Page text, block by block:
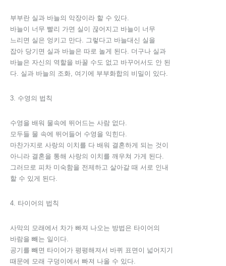
부부란 실과 바늘의 악장이라 할 수 있다.
바늘이 너무 빨리 가면 실이 끊어지고 바늘이 너무
느리면 실은 엉키고 만다. 그렇다고 바늘대신 실을
잡아 당기면 실과 바늘은 따로 놀게 된다. 더구나 실과
바늘은 자신의 역할을 바꿀 수도 없고 바꾸어서도 안 된
다. 실과 바늘의 조화, 여기에 부부화합의 비밀이 있다.
3. 수영의 법칙
수영을 배워 물속에 뛰어드는 사람 없다.
모두들 물 속에 뛰어들어 수영을 익힌다.
마찬가지로 사랑의 이치를 다 배워 결혼하게 되는 것이
아니라 결혼을 통해 사랑의 이치를 깨우쳐 가게 된다.
그러므로 피차 미숙함을 전제하고 살아갈 때 서로 인내
할 수 있게 된다.
4. 타이어의 법칙
사막의 모래에서 차가 빠져 나오는 방법은 타이어의
바람을 빼는 일이다.
공기를 빼면 타이어가 평평해져서 바퀴 표면이 넓어지기
때문에 모래 구덩이에서 빠져 나올 수 있다.